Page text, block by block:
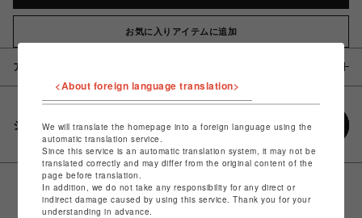
お気に入りアイテムに追加
アイテム説明 / 素材
シェアする
<About foreign language translation>
We will translate the homepage into a foreign language using the
automatic translation service.
Since this service is an automatic translation system, it may not be
translated correctly and may differ from the original content of the
page before translation.
In addition, we do not take any responsibility for any direct or
indirect damage caused by using this service. Thank you for your
understanding in advance.